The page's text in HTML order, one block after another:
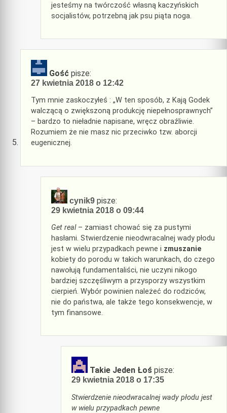
jesteśmy na twórczość własną kaczyńskich
socjalistów, potrzebną jak psu piąta noga.
Gość pisze:
27 kwietnia 2018 o 12:42
Tym mnie zaskoczyłeś : „W ten sposób, z Kają Godek
walczącą o zwiększoną produkcję niepełnosprawnych”
– bardzo to nieładnie napisane, wręcz obraźliwie.
Rozumiem że nie masz nic przeciwko tzw. aborcji
eugenicznej.
cynik9 pisze:
29 kwietnia 2018 o 09:44
Get real– zamiast chować się za pustymi
hasłami. Stwierdzenie nieodwracalnej wady płodu
jest w wielu przypadkach pewne i zmuszanie
kobiety do porodu w takich warunkach, do czego
nawołują fundamentaliści, nie uczyni nikogo
bardziej szczęśliwym a przysporzy wszystkim
cierpień. Wybór powinien należeć do rodziców,
nie do państwa, ale także tego konsekwencje, w
tym finansowe.
Takie Jeden Łoś pisze:
29 kwietnia 2018 o 17:35
Stwierdzenie nieodwracalnej wady płodu jest
w wielu przypadkach pewne